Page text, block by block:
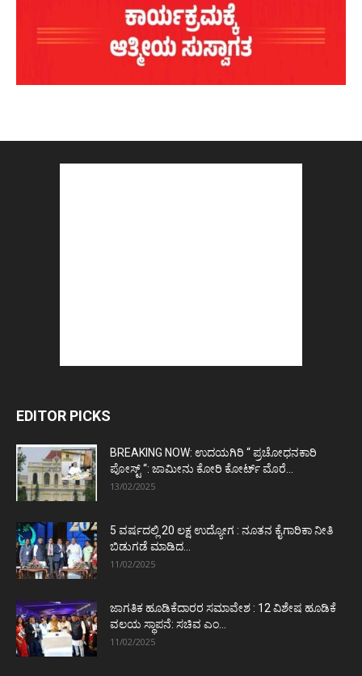
EDITOR PICKS
BREAKING NOW: ಉದಯಗಿರಿ “ ಪ್ರಚೋಧನಕಾರಿ
ಪೋಸ್ಟ್‌ “: ಜಾಮೀನು ಕೋರಿ ಕೋರ್ಟ್‌ ಮೊರೆ...
13/02/2025
5 ವರ್ಷದಲ್ಲಿ 20 ಲಕ್ಷ ಉದ್ಯೋಗ : ನೂತನ ಕೈಗಾರಿಕಾ ನೀತಿ
ಬಿಡುಗಡೆ ಮಾಡಿದ...
11/02/2025
ಜಾಗತಿಕ ಹೂಡಿಕೆದಾರರ ಸಮಾವೇಶ : 12 ವಿಶೇಷ ಹೂಡಿಕೆ
ವಲಯ ಸ್ಥಾಪನೆ: ಸಚಿವ ಎಂ...
11/02/2025